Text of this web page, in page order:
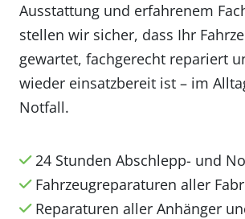
Ausstattung und erfahrenem
stellen wir sicher, dass Ihr
gewartet, fachgerecht repariert
wieder einsatzbereit ist – im
Notfall.
24 Stunden Abschlepp- und
Fahrzeugreparaturen aller
Reparaturen aller Anhänger